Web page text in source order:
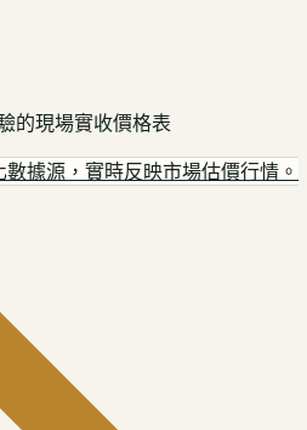
的現場實收價格表
據源，實時反映市場估價行情。